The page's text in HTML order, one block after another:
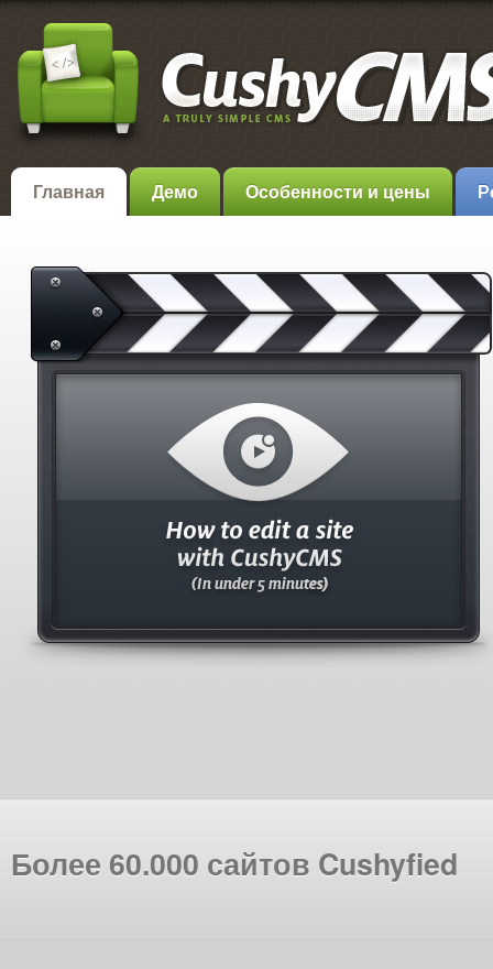
Главная Демо Особенности и цены
Более 60.000 сайтов Cushyfied